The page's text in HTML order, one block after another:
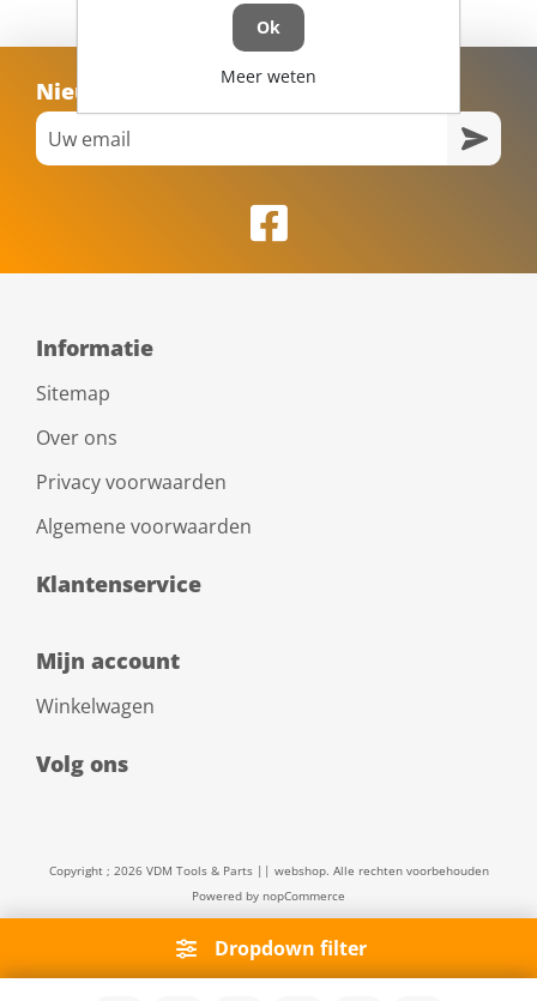
Dropdown filter
Nieuwsbrief
Informatie
Sitemap
Over ons
Privacy voorwaarden
Algemene voorwaarden
Klantenservice
Mijn account
Winkelwagen
Volg ons
Copyright ; 2026 VDM Tools & Parts || webshop. Alle rechten voorbehouden
Powered by nopCommerce
Ok
Meer weten